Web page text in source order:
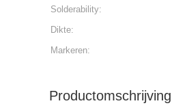
Solderability:
Dikte:
Markeren:
Productomschrijving